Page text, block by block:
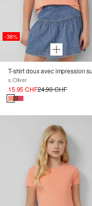
-36%
s.Oliver
15.95 CHF24.90 CHF